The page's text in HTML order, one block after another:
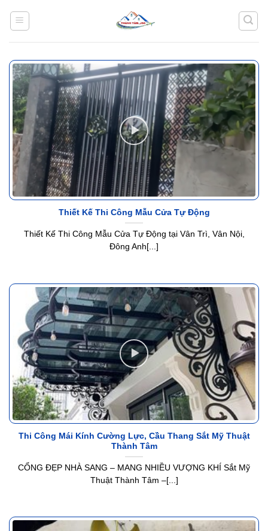
Thiết Kế Thi Công Mẫu Cửa Tự Động
Thiết Kế Thi Công Mẫu Cửa Tự Động tại Vân Trì, Vân Nội,
Đông Anh[...]
Thi Công Mái Kính Cường Lực, Cầu Thang Sắt Mỹ Thuật
Thành Tâm
CỔNG ĐẸP NHÀ SANG – MANG NHIỀU VƯỢNG KHÍ Sắt Mỹ
Thuật Thành Tâm –[...]